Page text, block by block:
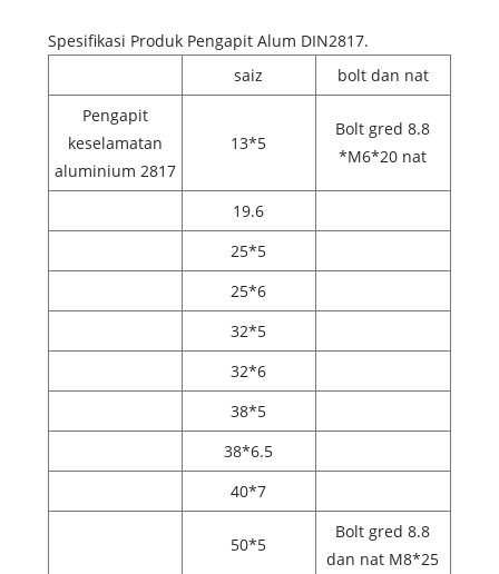
Spesifikasi Produk Pengapit Alum DIN2817.
saiz
bolt dan nat
Pengapit
keselamatan
aluminium 2817
13*5
Bolt gred 8.8
*M6*20 nat
19.6
25*5
25*6
32*5
32*6
38*5
38*6.5
40*7
50*5
Bolt gred 8.8
dan nat M8*25